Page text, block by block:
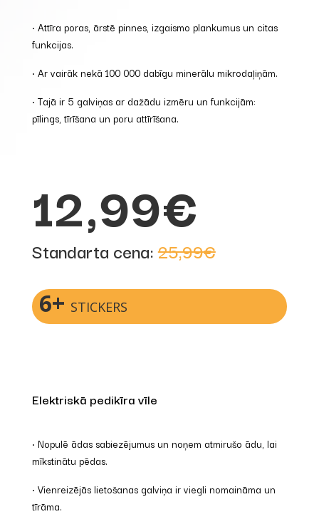
• Attīra poras, ārstē pinnes, izgaismo plankumus un citas
funkcijas.
• Ar vairāk nekā 100 000 dabīgu minerālu mikrodaļiņām.
• Tajā ir 5 galviņas ar dažādu izmēru un funkcijām:
pīlings, tīrīšana un poru attīrīšana.
12,99€
Standarta cena:25,99€
6+ STICKERS
Elektriskā pedikīra vīle
• Nopulē ādas sabiezējumus un noņem atmirušo ādu, lai
mīkstinātu pēdas.
• Vienreizējās lietošanas galviņa ir viegli nomaināma un
tīrāma.